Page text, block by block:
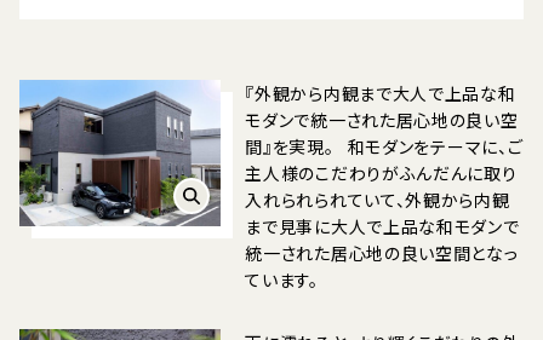
『外観から内観まで大人で上品な和
モダンで統一された居心地の良い空
間』を実現。 和モダンをテーマに、ご
主人様のこだわりがふんだんに取り
入れられられていて、外観から内観
まで見事に大人で上品な和モダンで
統一された居心地の良い空間となっ
ています。